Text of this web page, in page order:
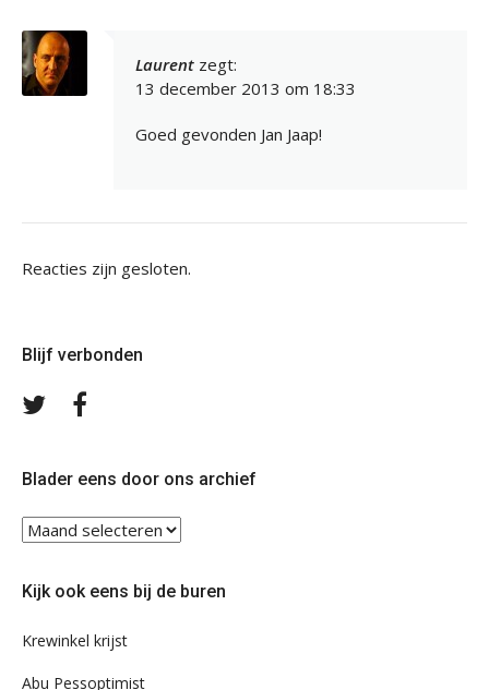
Laurent zegt:
13 december 2013 om 18:33
Goed gevonden Jan Jaap!
Reacties zijn gesloten.
Blijf verbonden
Volg
Blader eens door ons archief
Blader
ons
Kijk ook eens bij de buren
Krewinkel krijst
Abu Pessoptimist